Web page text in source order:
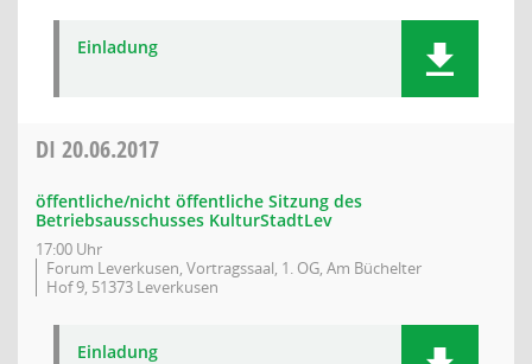
Einladung
DI 20.06.2017
öffentliche/nicht öffentliche Sitzung des
Betriebsausschusses KulturStadtLev
17:00 Uhr
Forum Leverkusen, Vortragssaal, 1. OG, Am Büchelter
Hof 9, 51373 Leverkusen
Einladung